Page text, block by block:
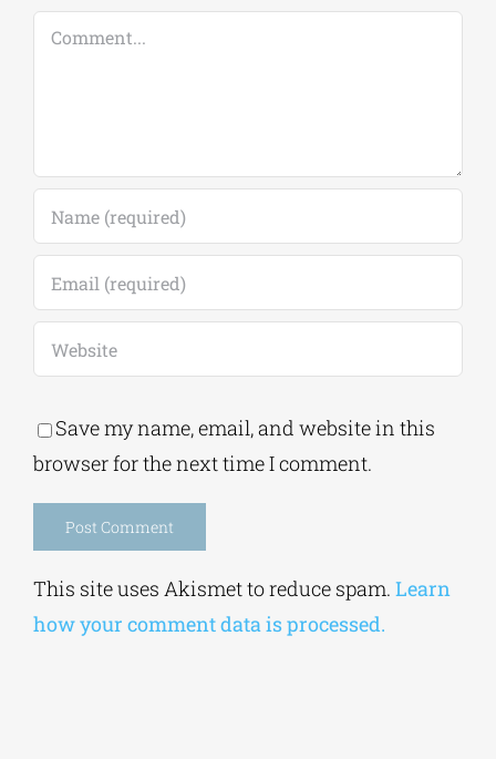
Comment
Save my name, email, and website in this
browser for the next time I comment.
This site uses Akismet to reduce spam. Learn
how your comment data is processed.